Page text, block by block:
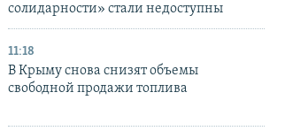
солидарности» стали недоступны
11:18
В Крыму снова снизят объемы
свободной продажи топлива